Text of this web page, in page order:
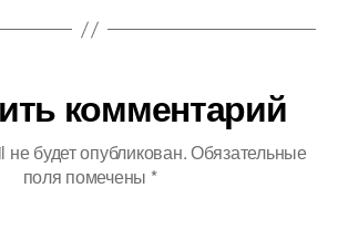
комментарий
будет опубликован.Обязательные
поля помечены *